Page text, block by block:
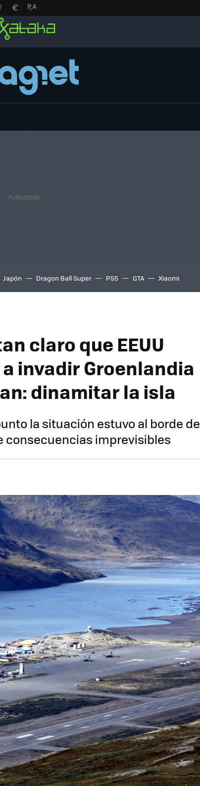
Japón Dragon Ball Super PS5 GTA Xiaomi
claro que EEUU
invadir Groenlandia
dinamitar la isla
la situación estuvo al borde de
consecuencias imprevisibles